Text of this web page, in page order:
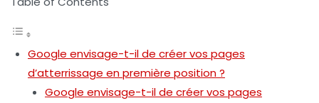
Google envisage-t-il de créer vos pages
d’atterrissage en première position ?
Google envisage-t-il de créer vos pages